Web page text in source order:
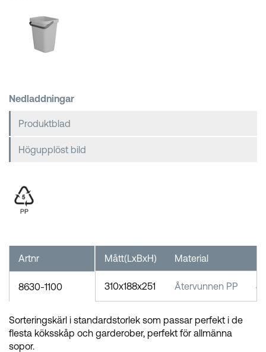
Kundkorgar
Nedladdningar
Produktblad
Högupplöst bild
Mått(LxBxH) Material
310x188x251 Återvunnen PP 8
Artnr
8630-1100
Sorteringskärl i standardstorlek som passar perfekt i de
flesta köksskåp och garderober, perfekt för allmänna
sopor.